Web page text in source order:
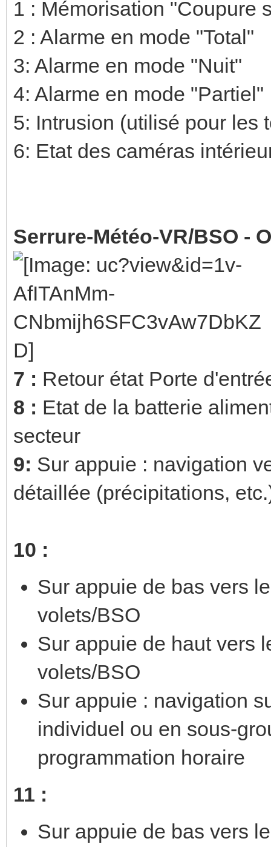
1 : Mémorisation "Coupure
2 : Alarme en mode "Total"
3: Alarme en mode "Nuit"
4: Alarme en mode "Partiel"
5: Intrusion (utilisé pour les
6: Etat des caméras
Serrure-Météo-VR/BSO -
7 : Retour état Porte
8 : Etat de la batterie
secteur
9: Sur appuie : navigation
détaillée (précipitations,
10 :
Sur appuie de bas vers
volets/BSO
Sur appuie de haut vers
volets/BSO
Sur appuie : navigation
individuel ou en sous-
programmation horaire
11 :
Sur appuie de bas vers